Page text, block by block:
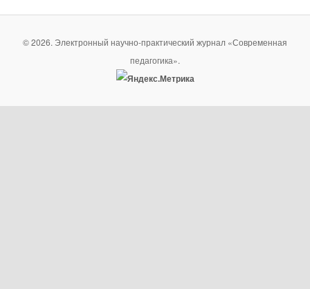
© 2026. Электронный научно-практический журнал «Современная
педагогика».